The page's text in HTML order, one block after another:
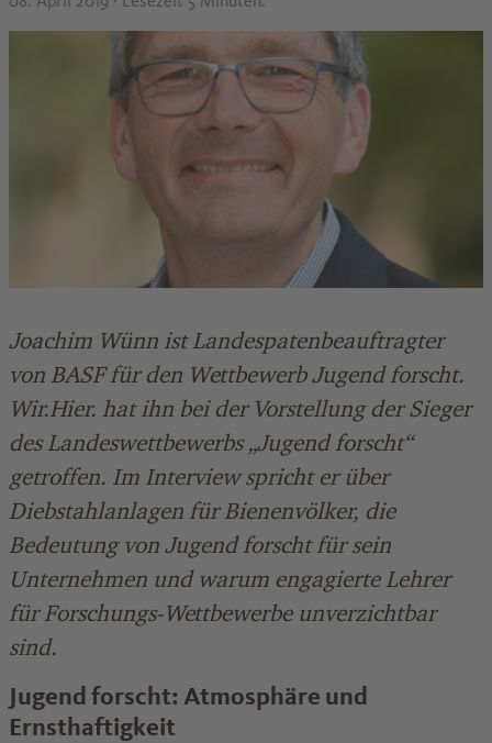
Joachim Wünn ist Landespatenbeauftragter
von BASF für den Wettbewerb Jugend forscht.
Wir.Hier. hat ihn bei der Vorstellung der Sieger
des Landeswettbewerbs „Jugend forscht“
getroffen. Im Interview spricht er über
Diebstahlanlagen für Bienenvölker, die
Bedeutung von Jugend forscht für sein
Unternehmen und warum engagierte Lehrer
für Forschungs-Wettbewerbe unverzichtbar
sind.
Jugend forscht: Atmosphäre und
Ernsthaftigkeit